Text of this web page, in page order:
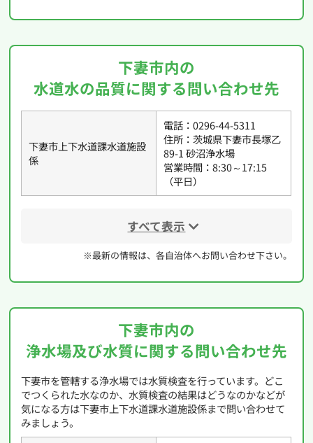
下妻市内の
水道水の品質に関する問い合わせ先
下妻市上下水道課水道施設
係
電話：0296-44-5311
住所：茨城県下妻市長塚乙
89-1 砂沼浄水場
営業時間：8:30～17:15
（平日）
すべて表示
※最新の情報は、各自治体へお問い合わせ下さい。
下妻市内の
浄水場及び水質に関する問い合わせ先
下妻市を管轄する浄水場では水質検査を行っています。どこ
でつくられた水なのか、水質検査の結果はどうなのかなどが
気になる方は下妻市上下水道課水道施設係まで問い合わせて
みましょう。